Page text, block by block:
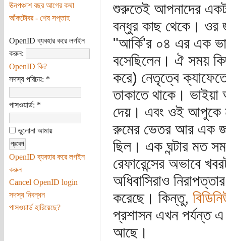
ঊনপঞ্চাশ বছর আগের কথা
আঁকটোবর - শেষ সপ্তাহ
OpenID ব্যবহার করে লগইন
করুন:
OpenID কি?
সদস্য পরিচয়: *
পাসওয়ার্ড: *
ভুলোনা আমায়
OpenID ব্যবহার করে লগইন
করুন
Cancel OpenID login
সদস্য নিবন্ধন
পাসওয়ার্ড হারিয়েছে?
শুরুতেই আপনাদের
বন্ধুর কাছ থেকে। ওর
"আর্কি'র ০৪ এর এক
বসেছিলেন। ঐ সময়
করে) নেতৃত্বে
তাকাতে থাকে। ভাইয়া
দেয়। এবং ওই আপুকে
রুমের ভেতর আর এক
ছিল। এক ঘন্টার মত
রেফারেন্সের অভাবে
অধিবাসিরাও
করেছে। কিন্তু,
প্রশাসন এখন পর্যন্ত এ
আছে।